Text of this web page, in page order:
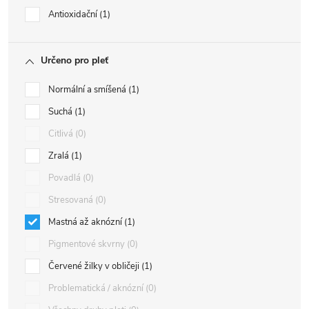
Antioxidační 1
Určeno pro pleť
Normální a smíšená 1
Suchá 1
Citlivá 0
Zralá 1
Povadlá 0
Stresovaná 0
Mastná až aknózní 1
Pigmentové skvrny 0
Červené žilky v obličeji 1
Problematická / aknózní 0